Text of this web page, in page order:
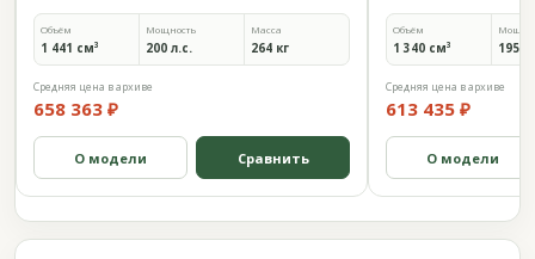
Объём
1 441 см³
Мощность
200 л.с.
Масса
264 кг
Средняя цена в архиве
658 363 ₽
О модели Сравнить
Объём
1 340 см³ 195,7
Средняя цена в архиве
613 435 ₽
О модели